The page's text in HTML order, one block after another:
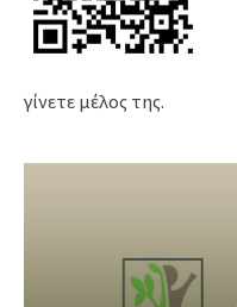
γίνετε μέλος της.